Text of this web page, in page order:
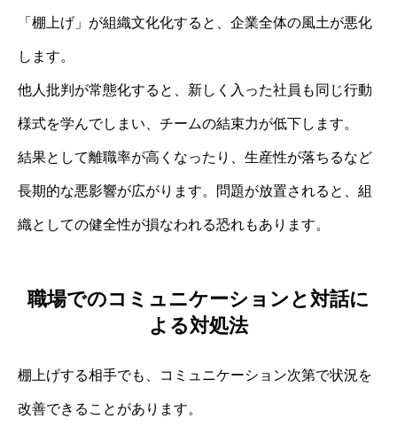
「棚上げ」が組織文化化すると、企業全体の風土が悪化
します。
他人批判が常態化すると、新しく入った社員も同じ行動
様式を学んでしまい、チームの結束力が低下します。
結果として離職率が高くなったり、生産性が落ちるなど
長期的な悪影響が広がります。問題が放置されると、組
織としての健全性が損なわれる恐れもあります。
職場でのコミュニケーションと対話に
よる対処法
棚上げする相手でも、コミュニケーション次第で状況を
改善できることがあります。